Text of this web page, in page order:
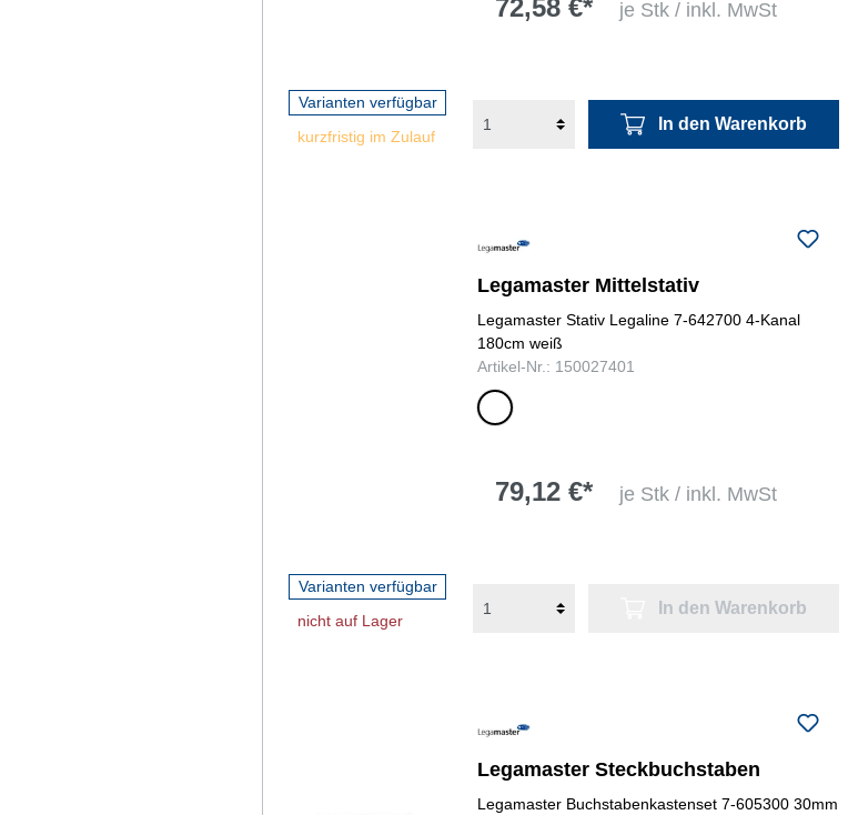
72,58 €* je Stk / inkl. MwSt
Varianten verfügbar
kurzfristig im Zulauf
In den Warenkorb
Legamaster Mittelstativ
Legamaster Stativ Legaline 7-642700 4-Kanal
180cm weiß
Artikel-Nr.: 150027401
weiß
79,12 €* je Stk / inkl. MwSt
Varianten verfügbar
nicht auf Lager
In den Warenkorb
Legamaster Steckbuchstaben
Legamaster Buchstabenkastenset 7-605300 30mm